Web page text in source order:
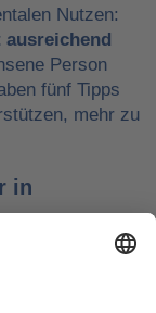
Nutzen:
Person
fünf Tipps
mehr zu
in
Wasser